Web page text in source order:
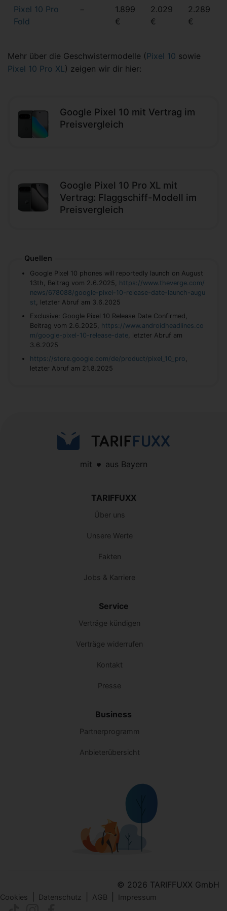
Pixel 10 Pro
Fold
−
1.899
€
2.029
€
2.289
€
Mehr über die Geschwistermodelle (Pixel 10 sowie
Pixel 10 Pro XL ) zeigen wir dir hier:
Google Pixel 10 mit Vertrag im
Preisvergleich
Google Pixel 10 Pro XL mit
Vertrag: Flaggschiff-Modell im
Preisvergleich
Quellen
Google Pixel 10 phones will reportedly launch on August
13th, Beitrag vom 2.6.2025, https://www.theverge.com/
news/678088/google-pixel-10-release-date-launch-augu
st , letzter Abruf am 3.6.2025
Exclusive: Google Pixel 10 Release Date Confirmed,
Beitrag vom 2.6.2025, https://www.androidheadlines.co
m/google-pixel-10-release-date , letzter Abruf am
3.6.2025
https://store.google.com/de/product/pixel_10_pro
letzter Abruf am 21.8.2025
mit aus Bayern
TARIFFUXX
Über uns
Unsere Werte
Fakten
Jobs & Karriere
Service
Verträge kündigen
Verträge widerrufen
Kontakt
Presse
Business
Partnerprogramm
Anbieterübersicht
© 2026 TARIFFUXX GmbH
Cookies Datenschutz AGB Impressum